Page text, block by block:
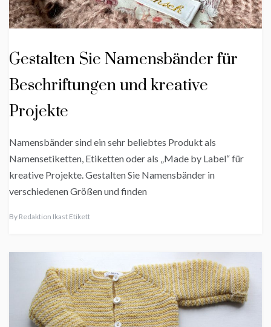
Gestalten Sie Namensbänder für
Beschriftungen und kreative
Projekte
Namensbänder sind ein sehr beliebtes Produkt als
Namensetiketten, Etiketten oder als „Made by Label“ für
kreative Projekte. Gestalten Sie Namensbänder in
verschiedenen Größen und finden
By Redaktion Ikast Etikett